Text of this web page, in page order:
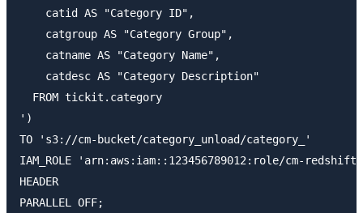
    catid AS "Category ID",
    catgroup AS "Category Group",
    catname AS "Category Name",
    catdesc AS "Category Description"
  FROM tickit.category
')
TO 's3://cm-bucket/category_unload/category_'
IAM_ROLE 'arn:aws:iam::123456789012:role/cm-
HEADER
PARALLEL OFF;